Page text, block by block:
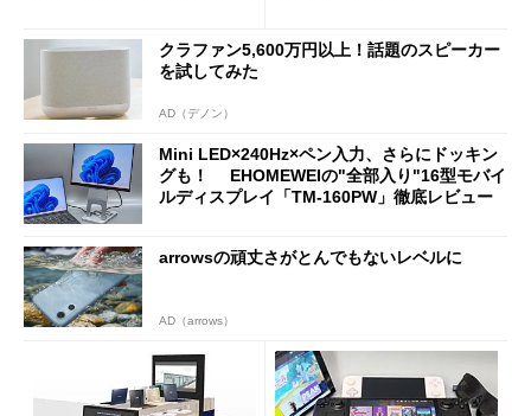
クラファン5,600万円以上！話題のスピーカー
を試してみた
AD（デノン）
Mini LED×240Hz×ペン入力、さらにドッキン
グも！ EHOMEWEIの"全部入り"16型モバイ
ルディスプレイ「TM-160PW」徹底レビュー
arrowsの頑丈さがとんでもないレベルに
AD（arrows）